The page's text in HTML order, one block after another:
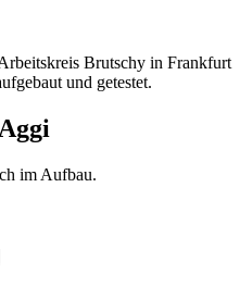
Brutschy in Frankfurt
und getestet.
im Aufbau.